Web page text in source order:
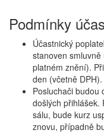
Podmínky
Účastnický
stanoven
platném znění).
den (včetně DPH).
Posluchači budou
došlých přihlášek.
sálu, bude kurz
znovu, případně